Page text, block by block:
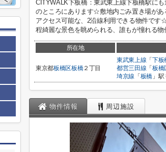
CITYWALK下板橋：東武東上線下板橋駅に
のところにあります☆敷地内ごみ置き場が
アクセス可能な、2沿線利用できる物件で
程綺麗な景色を眺められる、誰もが憧れる
所在地
東京都板橋区板橋２丁目
東武東上線 「 下板
都営三田線 「 板橋
埼京線 「 板橋」駅
物件情報 周辺施設